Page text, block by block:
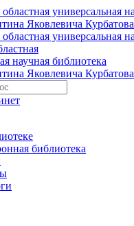
научная библиотека
Яковлевича Курбатова
библиотека